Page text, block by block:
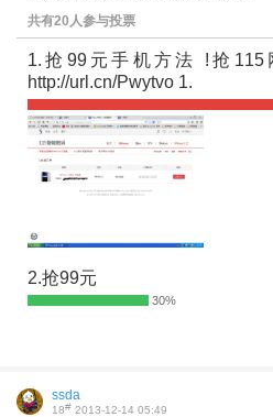
共有20人参与投票
1.抢99元手机方法 !抢
http://url.cn/Pwytvo 1.
2.抢99元
ssda
18# 2013-12-14 05:49